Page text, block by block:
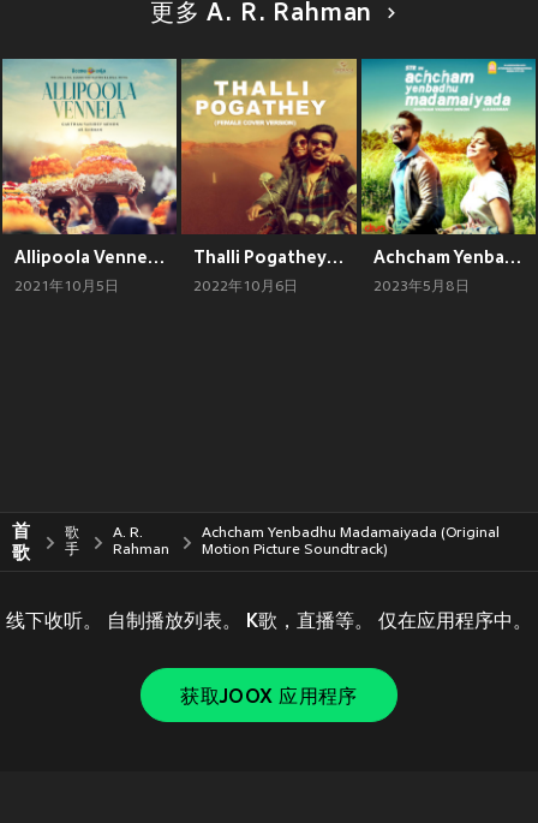
更多 A. R. Rahman
Allipoola Vennela (Telangana Jagruthi Bathukamma Song)
2021年10月5日
Thalli Pogathey - Female Cover Version (From "Acham Enbadhu Madamayada")
2022年10月6日
Achcham Yenbadhu Madamaiyada (Original Motion Picture Soundtrack)
2023年5月8日
首
歌
歌
手
A. R.
Rahman
Achcham Yenbadhu Madamaiyada (Original
Motion Picture Soundtrack)
线下收听。 自制播放列表。 K歌，直播等。 仅在应用程序中。
获取JOOX 应用程序